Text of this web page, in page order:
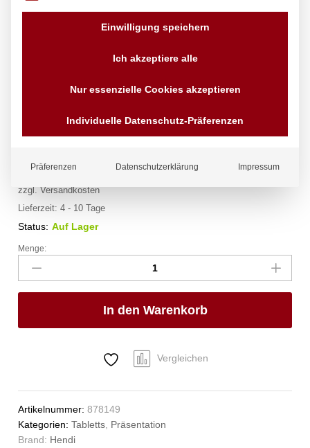
Antirutsch-Serviertablett, rund,
HENDI, ø410x(H)20mm
zzgl.Versandkosten
Lieferzeit:4 - 10 Tage
Status: Auf Lager
Antirutsch-
Serviertablett,
rund,
HENDI,
Anzahl
Menge:
In den Warenkorb
Vergleichen
Artikelnummer:878149
Kategorien:Tabletts Präsentation
Brand: Hendi
Einwilligung speichern
Ich akzeptiere alle
Nur essenzielle Cookies akzeptieren
Individuelle Datenschutz-Präferenzen
Präferenzen Datenschutzerklärung Impressum